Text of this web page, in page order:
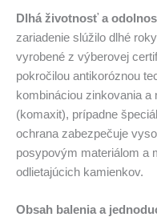
Dlhá životnosť a
zariadenie slúžilo dlhé
vyrobené z výberovej
pokročilou antikoróznou
kombináciou zinkovania a
(komaxit), prípadne
ochrana zabezpečuje
posypovým materiálom a
odlietajúcich kamienkov.
Obsah balenia a